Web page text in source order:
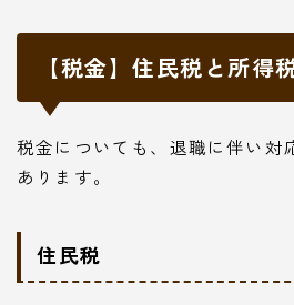
【税金】住民税と所得
税金についても、退職に伴い対
あります。
住民税